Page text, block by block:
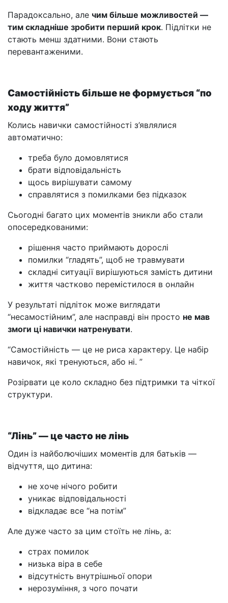
Парадоксально, але чим більше можливостей —
тим складніше зробити перший крок. Підлітки не
стають менш здатними. Вони стають
перевантаженими.
Самостійність більше не формується “по
ходу життя”
Колись навички самостійності з’являлися
автоматично:
треба було домовлятися
брати відповідальність
щось вирішувати самому
справлятися з помилками без підказок
Сьогодні багато цих моментів зникли або стали
опосередкованими:
рішення часто приймають дорослі
помилки “гладять”, щоб не травмувати
складні ситуації вирішуються замість дитини
життя частково перемістилося в онлайн
У результаті підліток може виглядати
“несамостійним”, але насправді він просто не мав
змоги ці навички натренувати.
“Самостійність — це не риса характеру. Це набір
навичок, які тренуються, або ні. ”
Розірвати це коло складно без підтримки та чіткої
структури.
“Лінь” — це часто не лінь
Один із найболючіших моментів для батьків —
відчуття, що дитина:
не хоче нічого робити
уникає відповідальності
відкладає все “на потім”
Але дуже часто за цим стоїть не лінь, а:
страх помилок
низька віра в себе
відсутність внутрішньої опори
нерозуміння, з чого почати